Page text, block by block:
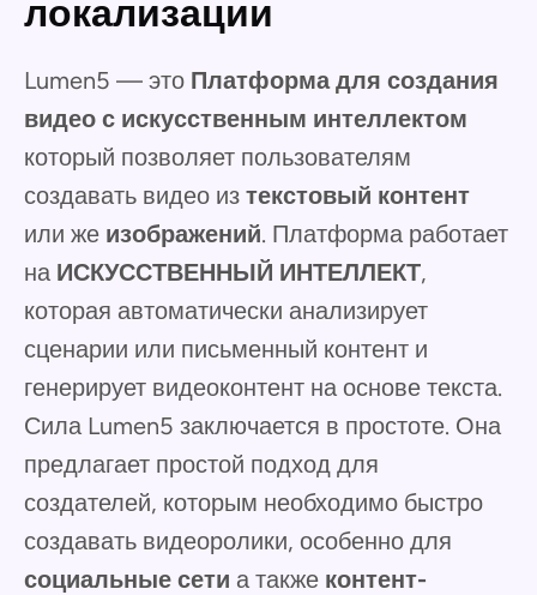
локализации
Lumen5 — это Платформа для создания
видео с искусственным интеллектом
который позволяет пользователям
создавать видео из текстовый контент
или же изображений. Платформа работает
на ИСКУССТВЕННЫЙ ИНТЕЛЛЕКТ,
которая автоматически анализирует
сценарии или письменный контент и
генерирует видеоконтент на основе текста.
Сила Lumen5 заключается в простоте. Она
предлагает простой подход для
создателей, которым необходимо быстро
создавать видеоролики, особенно для
социальные сети а также контент-